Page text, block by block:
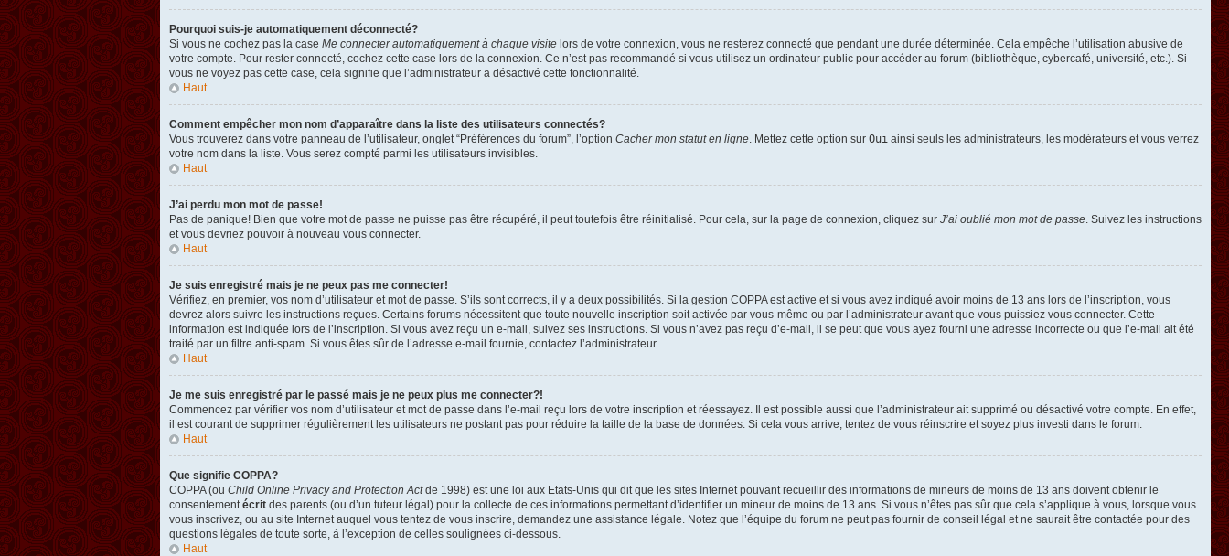
Pourquoi suis-je automatiquement déconnecté?
Si vous ne cochez pas la case Me connecter automatiquement à chaque visite lors de votre connexion, vous ne resterez connecté que pendant une durée déterminée. Cela empêche l’utilisation abusive de
votre compte. Pour rester connecté, cochez cette case lors de la connexion. Ce n’est pas recommandé si vous utilisez un ordinateur public pour accéder au forum (bibliothèque, cybercafé, université, etc.). Si
vous ne voyez pas cette case, cela signifie que l’administrateur a désactivé cette fonctionnalité.
Haut
Comment empêcher mon nom d’apparaître dans la liste des utilisateurs connectés?
Vous trouverez dans votre panneau de l’utilisateur, onglet “Préférences du forum”, l’option Cacher mon statut en ligne . Mettez cette option sur Oui ainsi seuls les administrateurs, les modérateurs et vous verrez
votre nom dans la liste. Vous serez compté parmi les utilisateurs invisibles.
Haut
J’ai perdu mon mot de passe!
Pas de panique! Bien que votre mot de passe ne puisse pas être récupéré, il peut toutefois être réinitialisé. Pour cela, sur la page de connexion, cliquez sur J’ai oublié mon mot de passe . Suivez les instructions
et vous devriez pouvoir à nouveau vous connecter.
Haut
Je suis enregistré mais je ne peux pas me connecter!
Vérifiez, en premier, vos nom d’utilisateur et mot de passe. S’ils sont corrects, il y a deux possibilités. Si la gestion COPPA est active et si vous avez indiqué avoir moins de 13 ans lors de l’inscription, vous
devrez alors suivre les instructions reçues. Certains forums nécessitent que toute nouvelle inscription soit activée par vous-même ou par l’administrateur avant que vous puissiez vous connecter. Cette
information est indiquée lors de l’inscription. Si vous avez reçu un e-mail, suivez ses instructions. Si vous n’avez pas reçu d’e-mail, il se peut que vous ayez fourni une adresse incorrecte ou que l’e-mail ait été
traité par un filtre anti-spam. Si vous êtes sûr de l’adresse e-mail fournie, contactez l’administrateur.
Haut
Je me suis enregistré par le passé mais je ne peux plus me connecter?!
Commencez par vérifier vos nom d’utilisateur et mot de passe dans l’e-mail reçu lors de votre inscription et réessayez. Il est possible aussi que l’administrateur ait supprimé ou désactivé votre compte. En effet,
il est courant de supprimer régulièrement les utilisateurs ne postant pas pour réduire la taille de la base de données. Si cela vous arrive, tentez de vous réinscrire et soyez plus investi dans le forum.
Haut
Que signifie COPPA?
COPPA (ou Child Online Privacy and Protection Actde 1998) est une loi aux Etats-Unis qui dit que les sites Internet pouvant recueillir des informations de mineurs de moins de 13 ans doivent obtenir le
consentement écrit des parents (ou d’un tuteur légal) pour la collecte de ces informations permettant d’identifier un mineur de moins de 13 ans. Si vous n’êtes pas sûr que cela s’applique à vous, lorsque vous
vous inscrivez, ou au site Internet auquel vous tentez de vous inscrire, demandez une assistance légale. Notez que l’équipe du forum ne peut pas fournir de conseil légal et ne saurait être contactée pour des
questions légales de toute sorte, à l’exception de celles soulignées ci-dessous.
Haut